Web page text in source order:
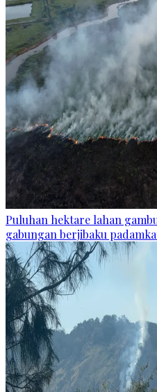
Puluhan hektare lahan
gabungan berjibaku